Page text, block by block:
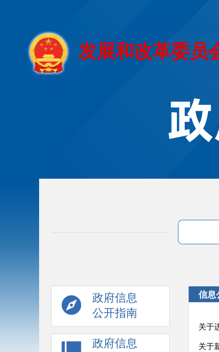
发展和改革委员
政府信息
公开指南
政府信息
信息
关于
关于